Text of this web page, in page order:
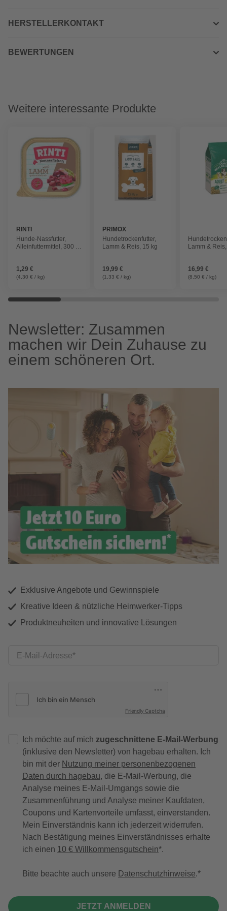
HERSTELLERKONTAKT
BEWERTUNGEN
Weitere interessante Produkte
RINTI
Hunde-Nassfutter,
Alleinfuttermittel, 300 g,
1,29 €
(4,30 € / kg)
PRIMOX
Hundetrockenfutter,
Lamm & Reis, 15 kg
19,99 €
(1,33 € / kg)
Lamm &
16,99 €
(8,50 € / kg)
Newsletter: Zusammen
machen wir Dein Zuhause zu
einem schöneren Ort.
Exklusive Angebote und Gewinnspiele
Kreative Ideen & nützliche Heimwerker-Tipps
Produktneuheiten und innovative Lösungen
E-Mail-Adresse
Friendly Captcha
Ich möchte auf mich zugeschnittene E-Mail-Werbung
(inklusive den Newsletter) von hagebau erhalten. Ich
bin mit der Nutzung meiner personenbezogenen
Daten durch hagebau, die E-Mail-Werbung, die
Analyse meines E-Mail-Umgangs sowie die
Zusammenführung und Analyse meiner Kaufdaten,
Coupons und Kartenvorteile umfasst, einverstanden.
Mein Einverständnis kann ich jederzeit widerrufen.
Nach Bestätigung meines Einverständnisses erhalte
ich einen 10 € Willkommensgutschein*.
Bitte beachte auch unsere Datenschutzhinweise.
JETZT ANMELDEN